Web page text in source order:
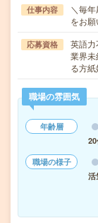
仕事内容
＼毎
をお
応募資格
英語力
業界
る方
職場の雰囲気
年齢層
職場の様子
活